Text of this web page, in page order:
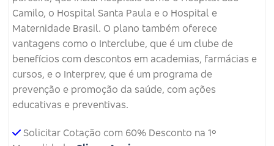
Camilo, o Hospital Santa Paula e o Hospital e
Maternidade Brasil. O plano também oferece
vantagens como o Interclube, que é um clube de
benefícios com descontos em academias, farmácias e
cursos, e o Interprev, que é um programa de
prevenção e promoção da saúde, com ações
educativas e preventivas.
Solicitar Cotação com 60% Desconto na 1º